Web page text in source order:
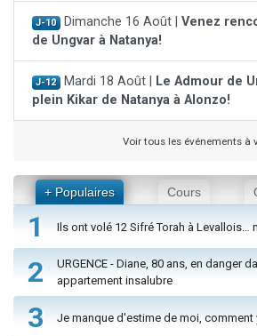
J-10 Dimanche 16 Août | Venez
de Ungvar à Natanya!
J-12 Mardi 18 Août |
Le Admour de
plein Kikar de Natanya à Alonzo!
Voir tous les événements à
+ Populaires Cours
1 Ils ont volé 12 Sifré Torah à Levallois…
2
URGENCE - Diane, 80 ans, en danger
appartement insalubre
3 Je manque d'estime de moi, comment